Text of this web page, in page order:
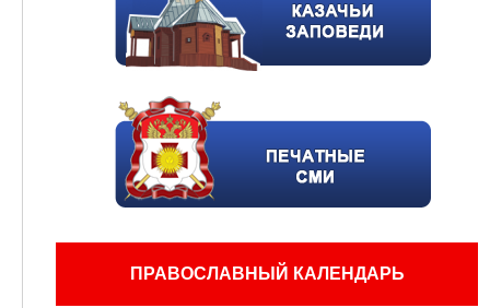
ПРАВОСЛАВНЫЙ КАЛЕНДАРЬ